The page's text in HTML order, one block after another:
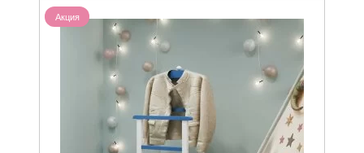
Акция